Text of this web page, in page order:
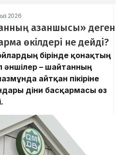
2026
азаншысы» деген
өкілдері не дейді?
бірінде қонақтың
әншілер – шайтанның
айтқан пікіріне
діни басқармасы өз